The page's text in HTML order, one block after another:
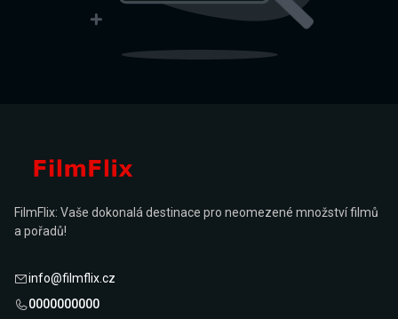
FilmFlix: Vaše dokonalá destinace pro neomezené množství filmů
a pořadů!
info@filmflix.cz
0000000000